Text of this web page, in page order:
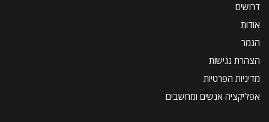
דרושים
אודות
הנמר
הצהרת נגישות
מדיניות הפרטיות
אפליקציה אנשים ומחשבים